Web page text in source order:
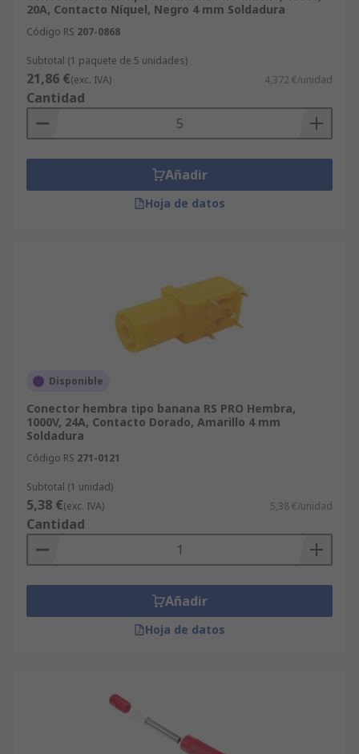
20A, Contacto Níquel, Negro 4 mm Soldadura
Código RS 207-0868
Subtotal (1 paquete de 5 unidades)
21,86 €(exc. IVA) 4,372 €/unidad
Cantidad
Añadir
Hoja de datos
Disponible
Conector hembra tipo banana RS PRO Hembra,
1000V, 24A, Contacto Dorado, Amarillo 4 mm
Soldadura
Código RS 271-0121
Subtotal (1 unidad)
5,38 €(exc. IVA) 5,38 €/unidad
Cantidad
Añadir
Hoja de datos